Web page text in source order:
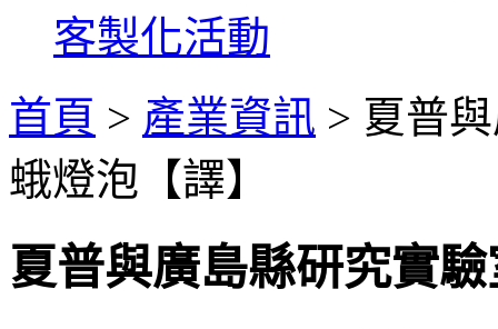
客製化活動
首頁 > 產業資訊 > 夏普
蛾燈泡【譯】
夏普與廣島縣研究實